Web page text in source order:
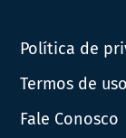
Política de
Termos de uso
Fale Conosco